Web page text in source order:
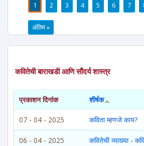
पाने 1 2 3 4 5 6 7
अंतिम »
कवितेची बाराखडी आणि सौंदर्य शास्त्र
प्रकाशन दिनांक शीर्षक
07 - 04 - 2025 कविता म्हणजे काय?
06 - 04 - 2025 कवितेची व्याख्या -